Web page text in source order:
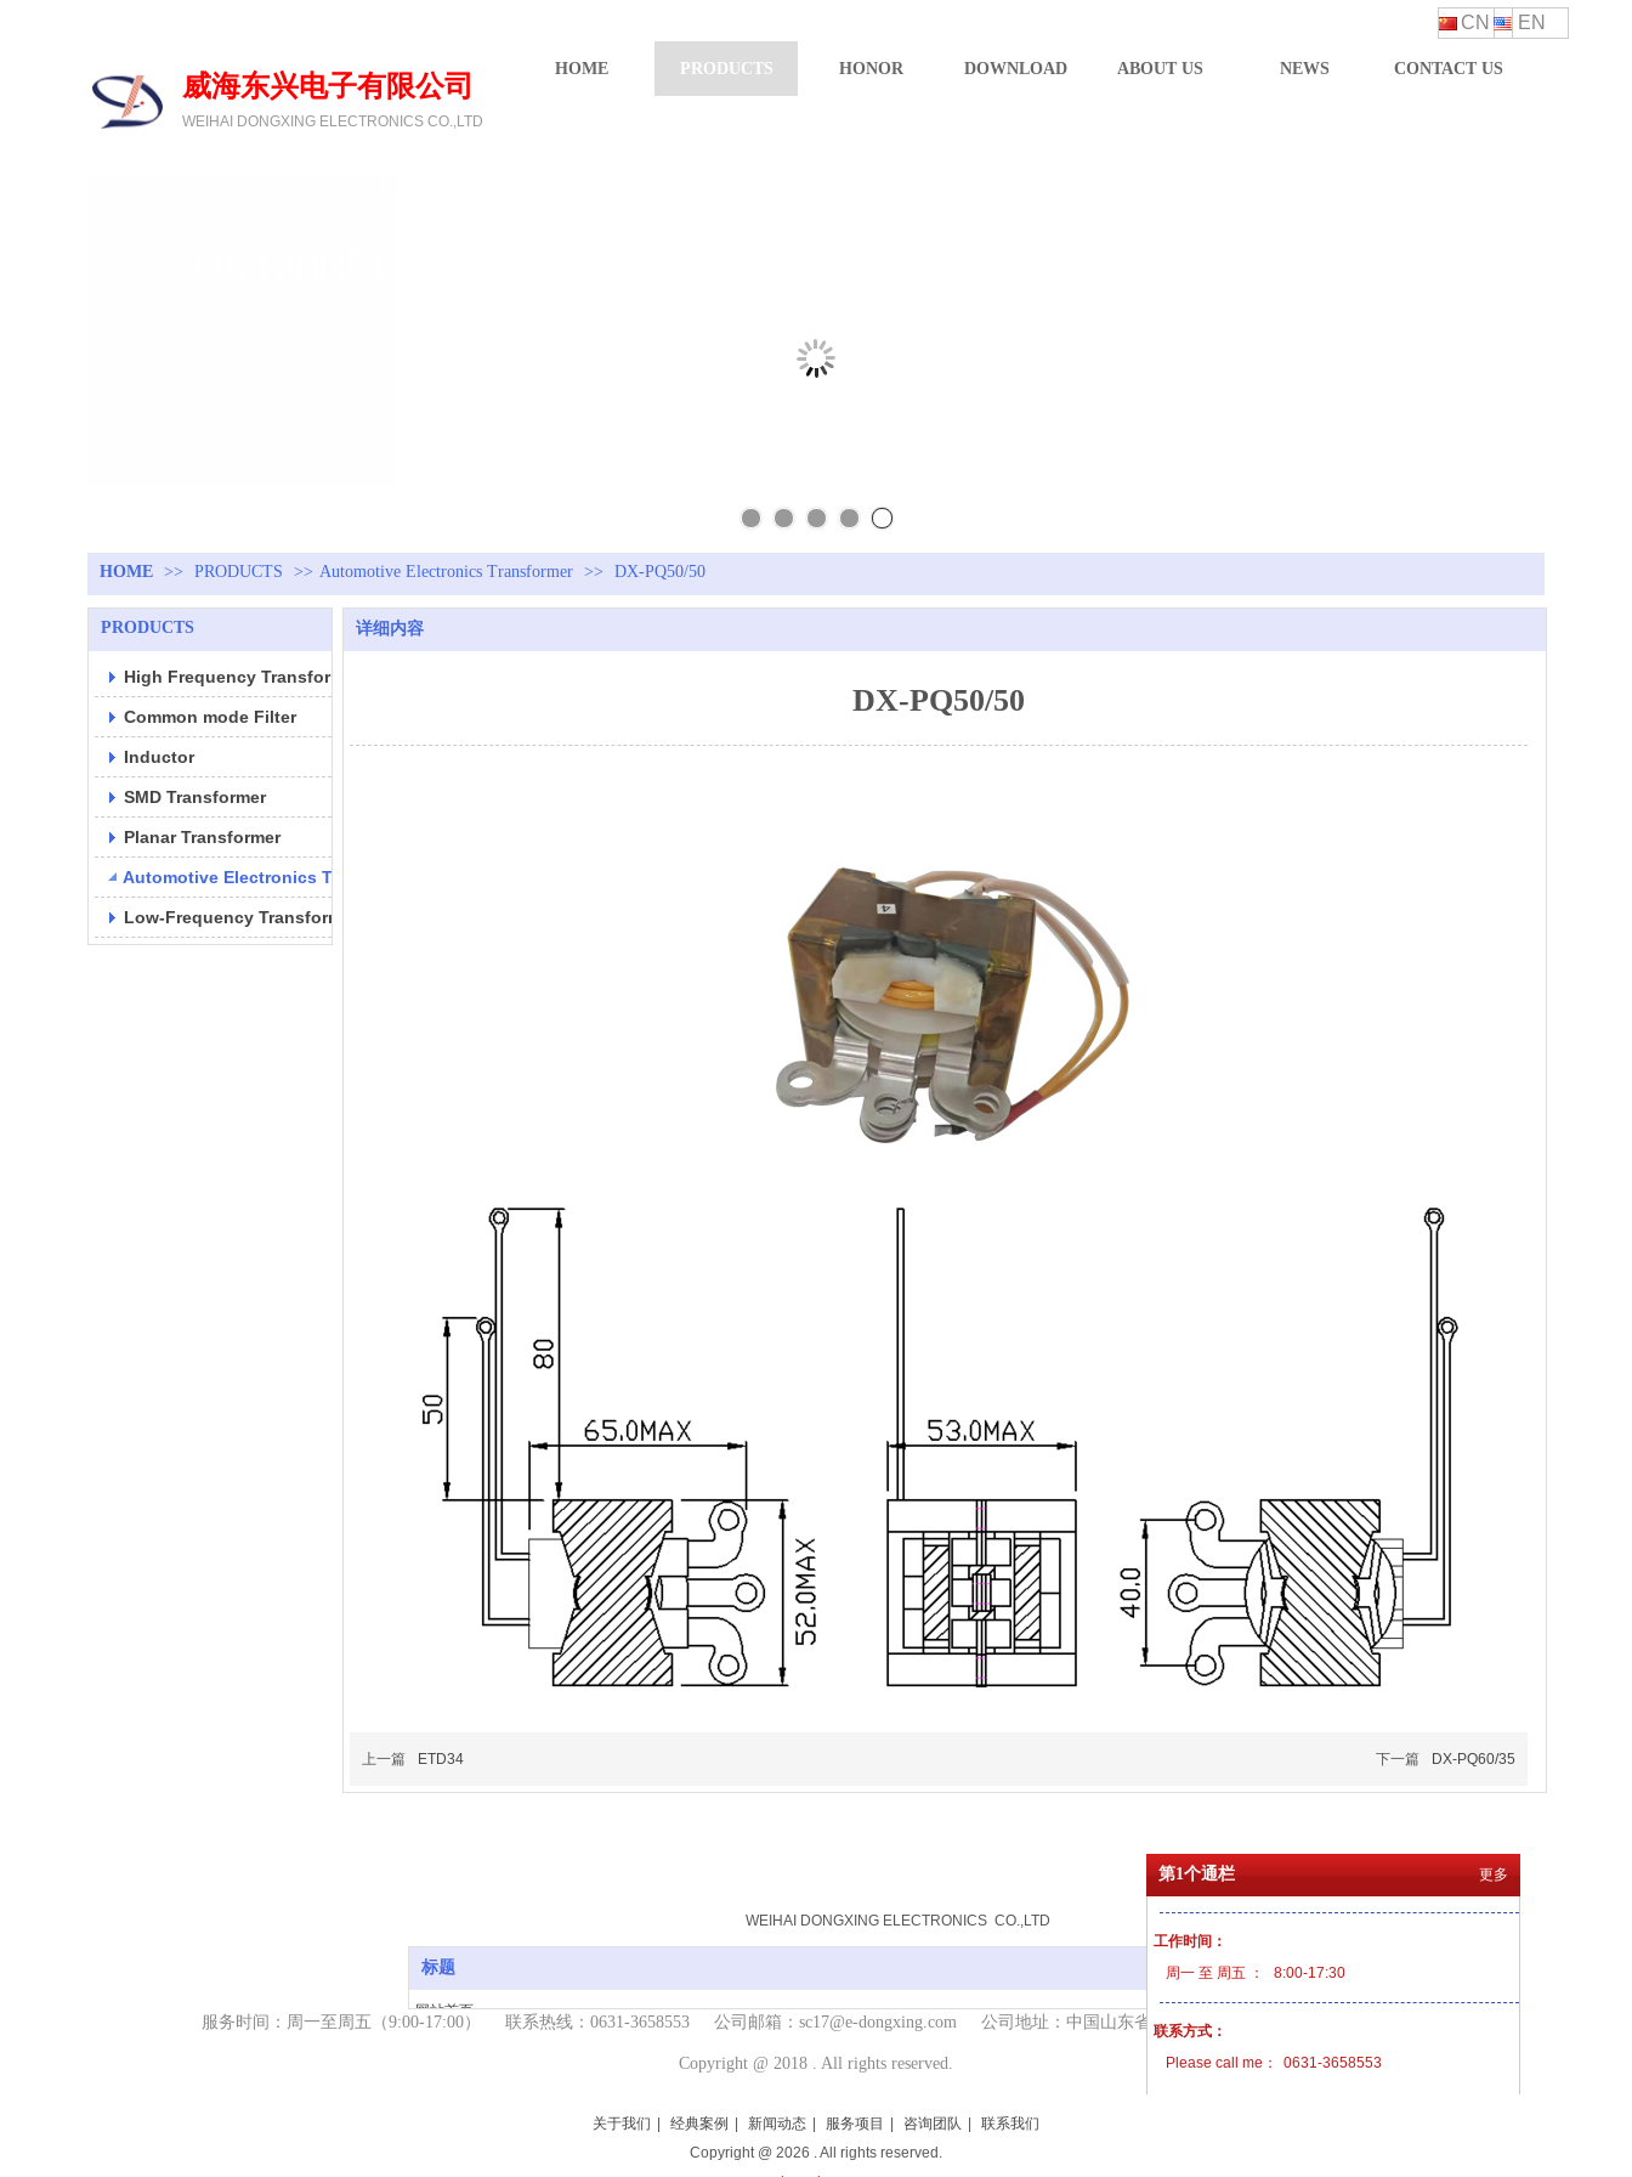
威海东兴电子有限公司
WEIHAI DONGXING ELECTRONICS CO.,LTD
EN
CN
HOME PRODUCTS HONOR DOWNLOAD ABOUT US NEWS CONTACT US
HOME >> PRODUCTS >> Automotive Electronics Transformer >> DX-PQ50/50
PRODUCTS
High Frequency Transformer
Common mode Filter
Inductor
SMD Transformer
Planar Transformer
Automotive Electronics Transformer
Low-Frequency Transformer
详细内容
DX-PQ50/50
上一篇 ETD34 下一篇 DX-PQ60/35
标题 更多
网站首页
第1个通栏 更多
工作时间：
周一 至 周五 ：
8:00-17:30
联系方式：
Please call me：
0631-3658553
WEIHAI DONGXING ELECTRONICS CO.,LTD
服务时间：周一至周五（9:00-17:00） 联系热线：0631-3658553 公司邮箱：sc17@e-dongxing.com 公司地址：中国山东省威海市高新技术开发区沈阳路，152号
Copyright @ 2018 . All rights reserved.
关于我们 经典案例 新闻动态 服务项目 咨询团队
联系我们
Copyright @ 2026 . All rights reserved.